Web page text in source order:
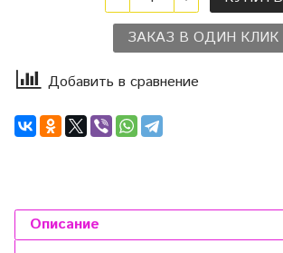
ЗАКАЗ В ОДИН КЛИК
Добавить в сравнение
Описание